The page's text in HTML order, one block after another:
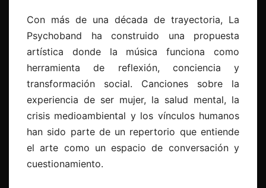
Con más de una década de trayectoria, La
Psychoband ha construido una propuesta
artística donde la música funciona como
herramienta de reflexión, conciencia y
transformación social. Canciones sobre la
experiencia de ser mujer, la salud mental, la
crisis medioambiental y los vínculos humanos
han sido parte de un repertorio que entiende
el arte como un espacio de conversación y
cuestionamiento.